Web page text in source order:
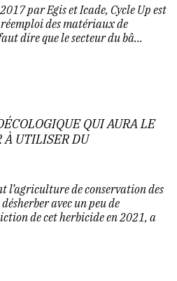
par Egis et Icade, Cycle Up est
des matériaux de
dire que le secteur du bâ...
QUI AURA LE
À UTILISER DU
de conservation des
avec un peu de
de cet herbicide en 2021, a